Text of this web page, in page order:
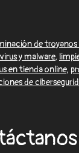
de troyanos
y malware,
en tienda online,
de